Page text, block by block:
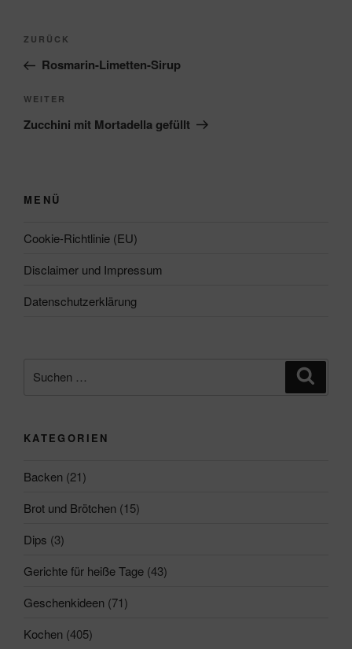
Beitragsnavigation
Vorheriger
Beitrag
ZURÜCK
Rosmarin-Limetten-Sirup
Nächster
Beitrag
WEITER
Zucchini mit Mortadella gefüllt
MENÜ
Cookie-Richtlinie (EU)
Disclaimer und Impressum
Datenschutzerklärung
nach:
KATEGORIEN
Backen (21)
Brot und Brötchen (15)
Dips (3)
Gerichte für heiße Tage (43)
Geschenkideen (71)
Kochen (405)